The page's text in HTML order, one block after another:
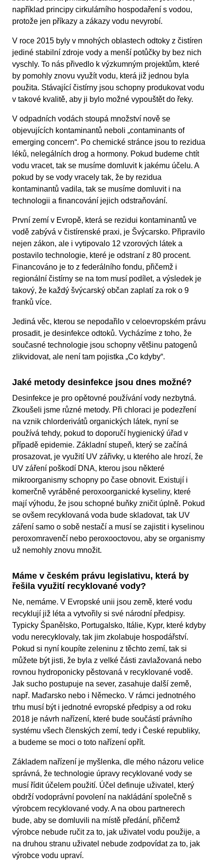
například principy cirkulárního hospodaření s vodou,
protože jen příkazy a zákazy vodu nevyrobí.
V roce 2015 byly v mnohých oblastech odtoky z čistíren
jediné stabilní zdroje vody a menší potůčky by bez nich
vyschly. To nás přivedlo k výzkumným projektům, které
by pomohly znovu využít vodu, která již jednou byla
použita. Stávající čistírny jsou schopny produkovat vodu
v takové kvalitě, aby ji bylo možné vypouštět do řeky.
V odpadních vodách stoupá množství nově se
objevujících kontaminantů neboli „contaminants of
emerging concern“. Po chemické stránce jsou to rezidua
léků, nelegálních drog a hormony. Pokud budeme chtít
vodu vracet, tak se musíme domluvit k jakému účelu. A
pokud by se vody vracely tak, že by rezidua
kontaminantů vadila, tak se musíme domluvit i na
technologii a financování jejich odstraňování.
První zemí v Evropě, která se rezidui kontaminantů ve
vodě zabývá v čistírenské praxi, je Švýcarsko. Připravilo
nejen zákon, ale i vytipovalo 12 vzorových látek a
postavilo technologie, které je odstraní z 80 procent.
Financováno je to z federálního fondu, přičemž i
regionální čistírny se na tom musí podílet, a výsledek je
takový, že každý švýcarský občan zaplatí za rok o 9
franků více.
Jediná věc, kterou se nepodařilo v celoevropském právu
prosadit, je desinfekce odtoků. Vycházíme z toho, že
současné technologie jsou schopny většinu patogenů
zlikvidovat, ale není tam pojistka „Co kdyby“.
Jaké metody desinfekce jsou dnes možné?
Desinfekce je pro opětovné používání vody nezbytná.
Zkoušeli jsme různé metody. Při chloraci je podezření
na vznik chlorderivátů organických látek, nyní se
používá tehdy, pokud to doporučí hygienický úřad v
případě epidemie. Základní stupeň, který se začíná
prosazovat, je využití UV zářivky, u kterého ale hrozí, že
UV záření poškodí DNA, kterou jsou některé
mikroorganismy schopny po čase obnovit. Existují i
komerčně vyráběné peroxoorganické kyseliny, které
mají výhodu, že jsou schopné buňky zničit úplně. Pokud
se ovšem recyklovaná voda bude skladovat, tak UV
záření samo o sobě nestačí a musí se zajistit i kyselinou
peroxomravenčí nebo peroxooctovou, aby se organismy
už nemohly znovu množit.
Máme v českém právu legislativu, která by
řešila využití recyklované vody?
Ne, nemáme. V Evropské unii jsou země, které vodu
recyklují již léta a vytvořily si své národní předpisy.
Typicky Španělsko, Portugalsko, Itálie, Kypr, které kdyby
vodu nerecyklovaly, tak jim zkolabuje hospodářství.
Pokud si nyní koupíte zeleninu z těchto zemí, tak si
můžete být jisti, že byla z velké části zavlažovaná nebo
rovnou hydroponicky pěstovaná v recyklované vodě.
Jak sucho postupuje na sever, zasahuje další země,
např. Maďarsko nebo i Německo. V rámci jednotného
trhu musí být i jednotné evropské předpisy a od roku
2018 je návrh nařízení, které bude součástí právního
systému všech členských zemí, tedy i České republiky,
a budeme se moci o toto nařízení opřít.
Základem nařízení je myšlenka, dle mého názoru velice
správná, že technologie úpravy recyklované vody se
musí řídit účelem použití. Účel definuje uživatel, který
obdrží vodoprávní povolení na nakládání společně s
výrobcem recyklované vody. A na obou partnerech
bude, aby se domluvili na místě předání, přičemž
výrobce nebude ručit za to, jak uživatel vodu použije, a
na druhou stranu uživatel nebude zodpovídat za to, jak
výrobce vodu upraví.